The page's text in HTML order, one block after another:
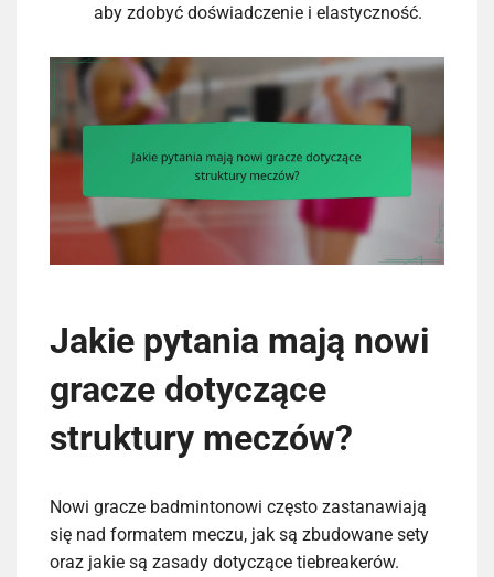
aby zdobyć doświadczenie i elastyczność.
Jakie pytania mają nowi
gracze dotyczące
struktury meczów?
Nowi gracze badmintonowi często zastanawiają
się nad formatem meczu, jak są zbudowane sety
oraz jakie są zasady dotyczące tiebreakerów.